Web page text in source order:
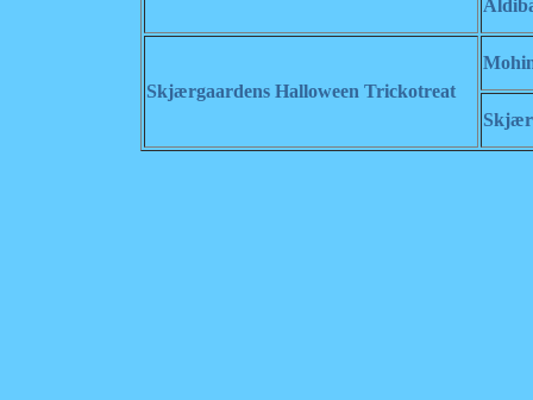
Skjærgaardens Halloween Trickotreat